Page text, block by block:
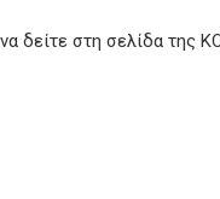
δείτε στη σελίδα της